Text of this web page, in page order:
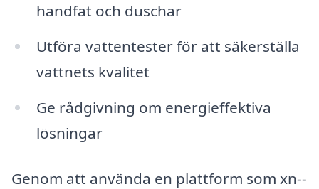
handfat och duschar
Utföra vattentester för att säkerställa
vattnets kvalitet
Ge rådgivning om energieffektiva
lösningar
Genom att använda en plattform som xn--